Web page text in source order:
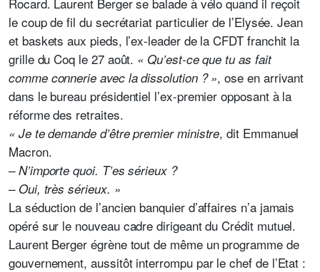
le coup de fil du secrétariat particulier de l’Elysée. Jean
et baskets aux pieds, l’ex-leader de la CFDT franchit la
grille du Coq le 27 août. « Qu’est-ce que tu as fait
comme connerie avec la dissolution ? », ose en arrivant
dans le bureau présidentiel l’ex-premier opposant à la
réforme des retraites.
« Je te demande d’être premier ministre, dit Emmanuel
Macron.
– N’importe quoi. T’es sérieux ?
– Oui, très sérieux. »
La séduction de l’ancien banquier d’affaires n’a jamais
opéré sur le nouveau cadre dirigeant du Crédit mutuel.
Laurent Berger égrène tout de même un programme de
gouvernement, aussitôt interrompu par le chef de l’Etat :